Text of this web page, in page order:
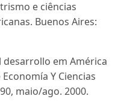
e ciências
Buenos Aires:
desarrollo em América
Y Ciencias
maio/ago. 2000.